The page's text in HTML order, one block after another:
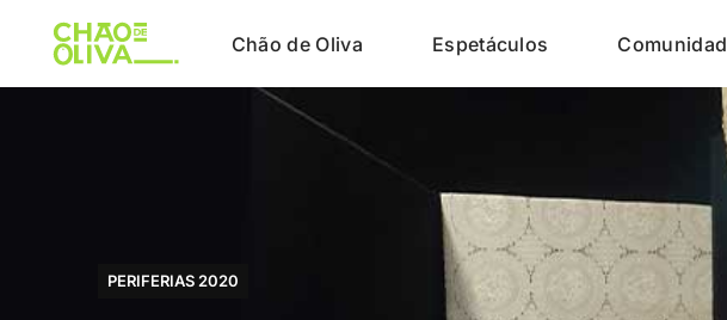
Chão de Oliva Espetáculos
PERIFERIAS 2020